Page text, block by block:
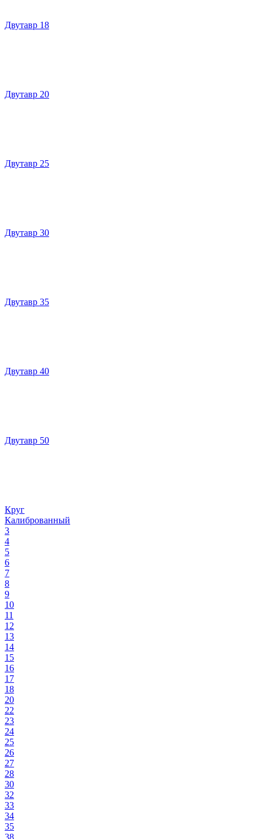
Двутавр 18
Двутавр 20
Двутавр 25
Двутавр 30
Двутавр 35
Двутавр 40
Двутавр 50
Круг
Калиброванный
3
4
5
6
7
8
9
10
11
12
13
14
15
16
17
18
20
22
23
24
25
26
27
28
30
32
33
34
35
38